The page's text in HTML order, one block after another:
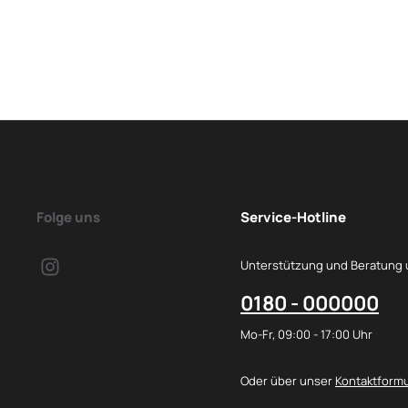
Folge uns Service-Hotline
Unterstützung und Beratung
0180 - 000000
Mo-Fr, 09:00 - 17:00 Uhr
Oder über unser